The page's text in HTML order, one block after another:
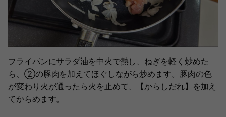
フライパンにサラダ油を中火で熱し、ねぎを軽く炒めた
ら、②の豚肉を加えてほぐしながら炒めます。豚肉の色
が変わり火が通ったら火を止めて、【からしだれ】を加え
てからめます。